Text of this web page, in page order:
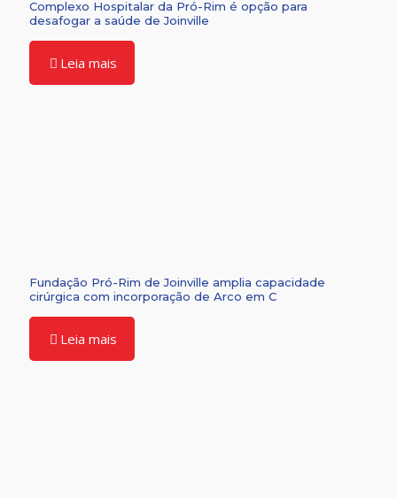
Complexo Hospitalar da Pró-Rim é opção para
desafogar a saúde de Joinville
Leia mais
Fundação Pró-Rim de Joinville amplia capacidade
cirúrgica com incorporação de Arco em C
Leia mais